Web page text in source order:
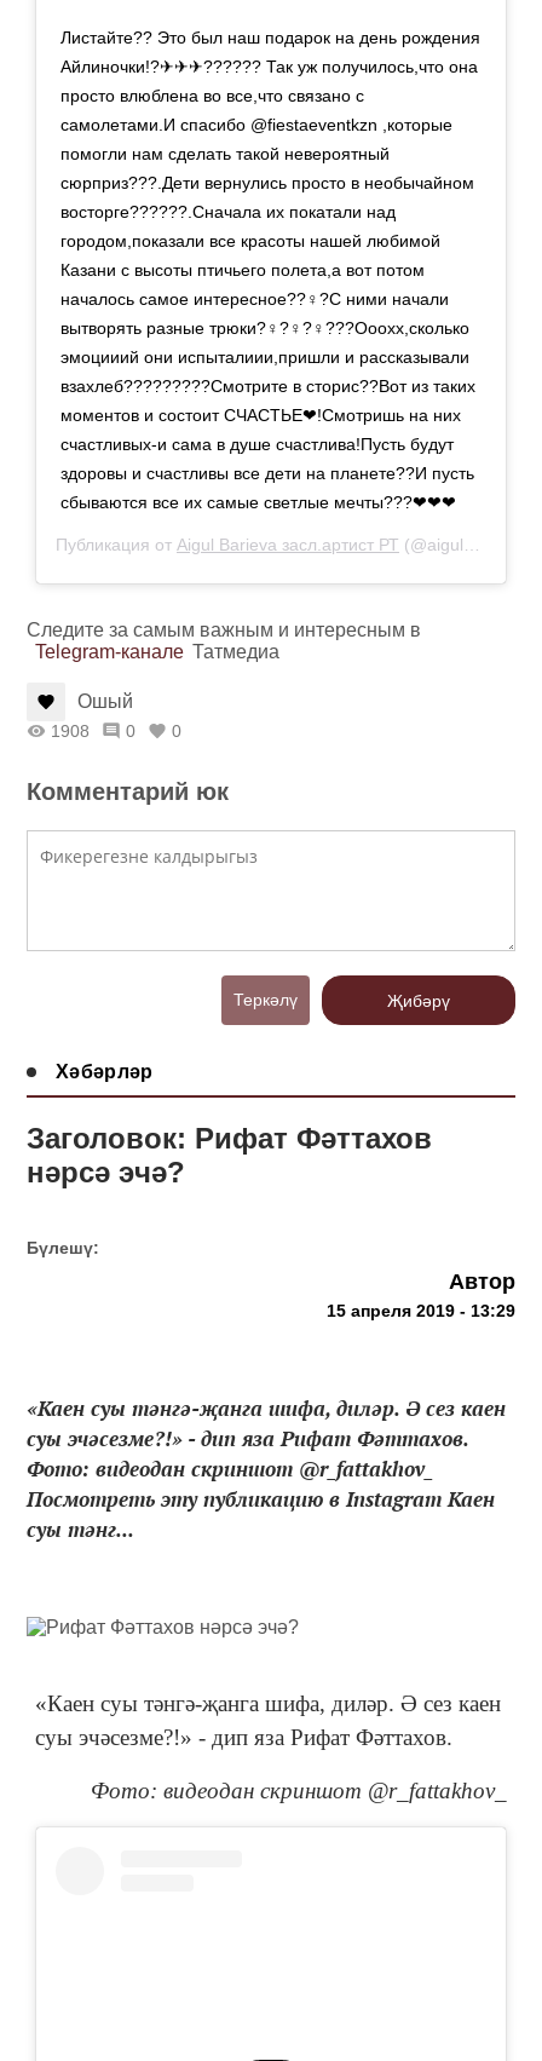
Листайте?? Это был наш подарок на день рождения
Айлиночки!?✈✈✈?????? Так уж получилось,что она
просто влюблена во все,что связано с
самолетами.И спасибо @fiestaeventkzn ,которые
помогли нам сделать такой невероятный
сюрприз???.Дети вернулись просто в необычайном
восторге??????.Сначала их покатали над
городом,показали все красоты нашей любимой
Казани с высоты птичьего полета,а вот потом
началось самое интересное??‍♀️?С ними начали
вытворять разные трюки?‍♀️?‍♀️?‍♀️???Ооохх,сколько
эмоцииий они испыталиии,пришли и рассказывали
взахлеб?????????Смотрите в сторис??Вот из таких
моментов и состоит СЧАСТЬЕ❤!Смотришь на них
счастливых-и сама в душе счастлива!Пусть будут
здоровы и счастливы все дети на планете??И пусть
сбываются все их самые светлые мечты???❤❤❤
Публикация от Aigul Barieva засл.артист РТ (@aigul_barieva)
Следите за самым важным и интересным в
Telegram-канале Татмедиа
Ошый
1908 0 0
Комментарий юк
Теркәлү Җибәрү
Хәбәрләр
Заголовок: Рифат Фәттахов
нәрсә эчә?
Бүлешү:
Автор
15 апреля 2019 - 13:29
«Каен суы тәнгә-җанга шифа, диләр. Ә сез каен
суы эчәсезме?!» - дип яза Рифат Фәттахов.
Фото: видеодан скриншот @r_fattakhov_
Посмотреть эту публикацию в Instagram Каен
суы тәнг...
«Каен суы тәнгә-җанга шифа, диләр. Ә сез каен
суы эчәсезме?!» - дип яза Рифат Фәттахов.
Фото: видеодан скриншот @r_fattakhov_